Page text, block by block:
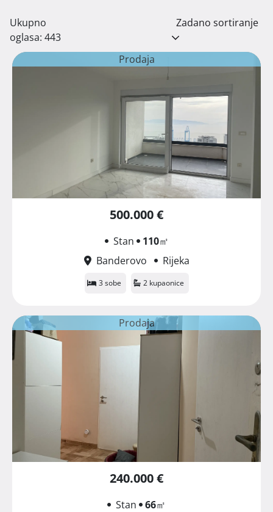
Ukupno
oglasa: 443
Zadano sortiranje
Prodaja
500.000 €
Stan 110㎡
Banderovo
Rijeka
3 sobe 2 kupaonice
Prodaja
240.000 €
Stan 66㎡